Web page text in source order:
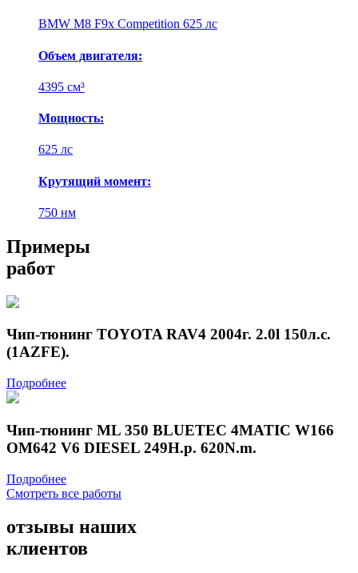
BMW M8 F9x Competition 625 лс
Объем двигателя:
4395 см³
Мощность:
625 лс
Крутящий момент:
750 нм
Примеры
работ
Чип-тюнинг TOYOTA RAV4 2004г. 2.0l 150л.с.
(1AZFE).
Подробнее
Чип-тюнинг ML 350 BLUETEC 4MATIC W166
OM642 V6 DIESEL 249H.p. 620N.m.
Подробнее
Смотреть все работы
отзывы наших
клиентов